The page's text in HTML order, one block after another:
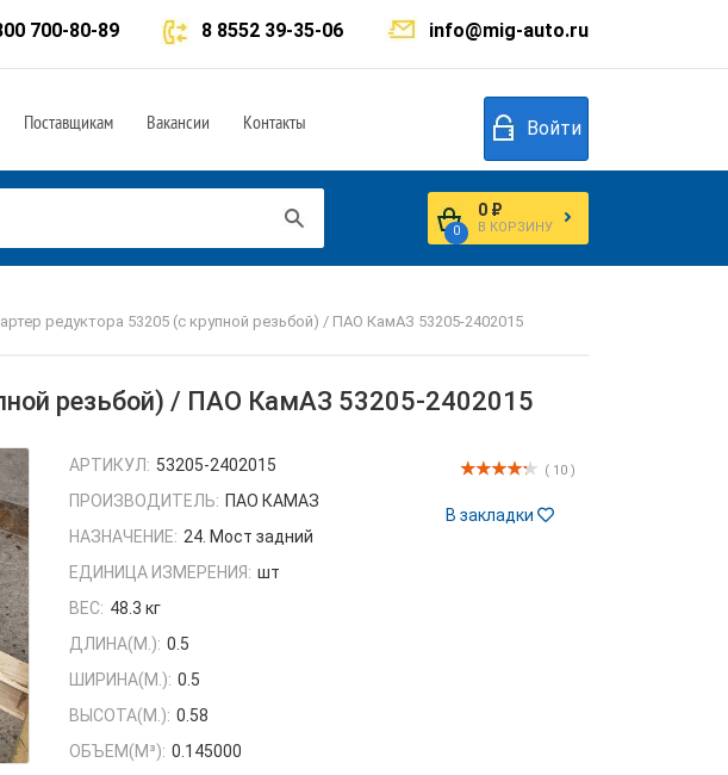
info@mig-auto.ru
8 8552 39-35-06
700-80-89
Поставщикам Вакансии Контакты Войти
0
0 ₽
В КОРЗИНУ
редуктора 53205 (с крупной резьбой) / ПАО КамАЗ 53205-2402015
резьбой) / ПАО КамАЗ 53205-2402015
( 10 )
В закладки
АРТИКУЛ: 53205-2402015
ПРОИЗВОДИТЕЛЬ: ПАО КАМАЗ
НАЗНАЧЕНИЕ: 24. Мост задний
ЕДИНИЦА ИЗМЕРЕНИЯ: шт
ВЕС: 48.3 кг
ДЛИНА(М.): 0.5
ШИРИНА(М.): 0.5
ВЫСОТА(М.): 0.58
ОБЪЕМ(M³): 0.145000